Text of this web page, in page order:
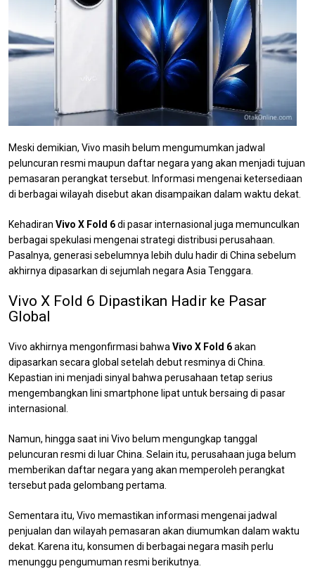
Meski demikian, Vivo masih belum mengumumkan jadwal
peluncuran resmi maupun daftar negara yang akan menjadi tujuan
pemasaran perangkat tersebut. Informasi mengenai ketersediaan
di berbagai wilayah disebut akan disampaikan dalam waktu dekat.
Kehadiran Vivo X Fold 6di pasar internasional juga memunculkan
berbagai spekulasi mengenai strategi distribusi perusahaan.
Pasalnya, generasi sebelumnya lebih dulu hadir di China sebelum
akhirnya dipasarkan di sejumlah negara Asia Tenggara.
Vivo X Fold 6 Dipastikan Hadir ke Pasar
Global
Vivo akhirnya mengonfirmasi bahwa Vivo X Fold 6akan
dipasarkan secara global setelah debut resminya di China.
Kepastian ini menjadi sinyal bahwa perusahaan tetap serius
mengembangkan lini smartphone lipat untuk bersaing di pasar
internasional.
Namun, hingga saat ini Vivo belum mengungkap tanggal
peluncuran resmi di luar China. Selain itu, perusahaan juga belum
memberikan daftar negara yang akan memperoleh perangkat
tersebut pada gelombang pertama.
Sementara itu, Vivo memastikan informasi mengenai jadwal
penjualan dan wilayah pemasaran akan diumumkan dalam waktu
dekat. Karena itu, konsumen di berbagai negara masih perlu
menunggu pengumuman resmi berikutnya.